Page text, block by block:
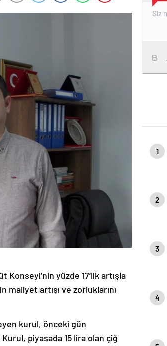
yüzde 17’lik artışla
maliyet artışı ve zorluklarını
kurul, önceki gün
piyasada 15 lira olan çiğ
1
2
3
4